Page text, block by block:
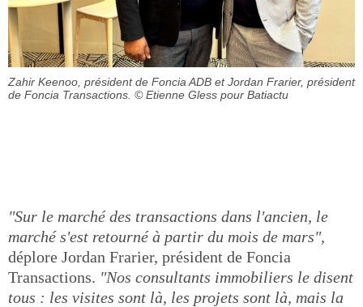
Zahir Keenoo, président de Foncia ADB et Jordan Frarier, président
de Foncia Transactions. © Etienne Gless pour Batiactu
"Sur le marché des transactions dans l'ancien, le
marché s'est retourné à partir du mois de mars",
déplore Jordan Frarier, président de Foncia
Transactions. "Nos consultants immobiliers le disent
tous : les visites sont là, les projets sont là, mais la